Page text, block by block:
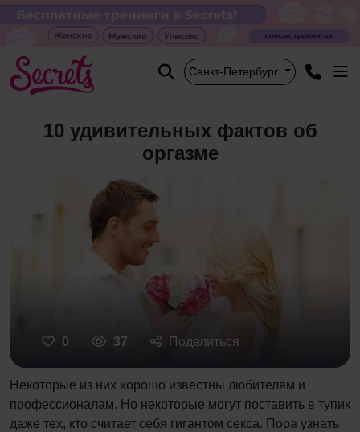
Санкт-Петербург
10 удивительных фактов об
оргазме
0 37 Поделиться
Некоторые из них хорошо известны любителям и
профессионалам. Но некоторые могут поставить в тупик
даже тех, кто считает себя гигантом секса. Пора узнать